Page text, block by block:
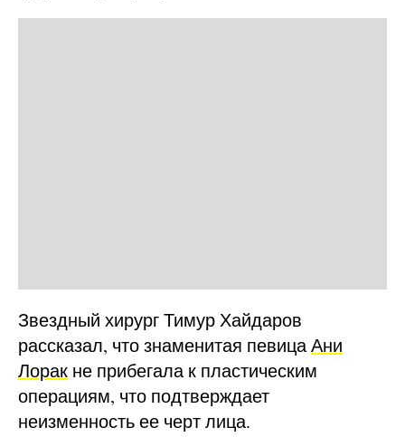
Звездный хирург Тимур Хайдаров
рассказал, что знаменитая певицаАни
Лорак не прибегала к пластическим
операциям, что подтверждает
неизменность ее черт лица.